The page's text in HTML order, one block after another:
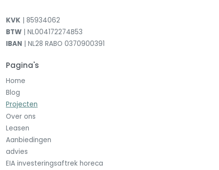
KVK | 85934062
BTW | NL004172274B53
IBAN | NL28 RABO 0370900391
Pagina's
Home
Blog
Projecten
Over ons
Leasen
Aanbiedingen
advies
EIA investeringsaftrek horeca